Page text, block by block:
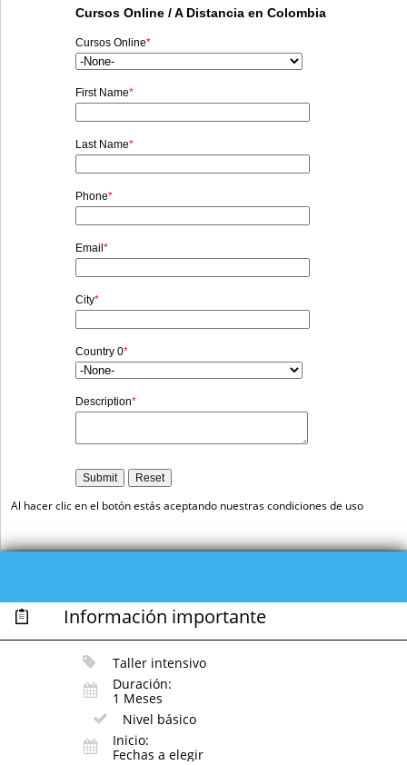
Al hacer clic en el botón estás aceptando nuestras condiciones de uso
 Información importante
Taller intensivo

Duración:
1 Meses

Nivel básico

Inicio:
Fechas a elegir
